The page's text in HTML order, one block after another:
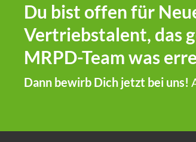
Du bist offen für
Vertriebstalent, das
MRPD-Team was
Dann bewirb Dich jetzt bei uns!